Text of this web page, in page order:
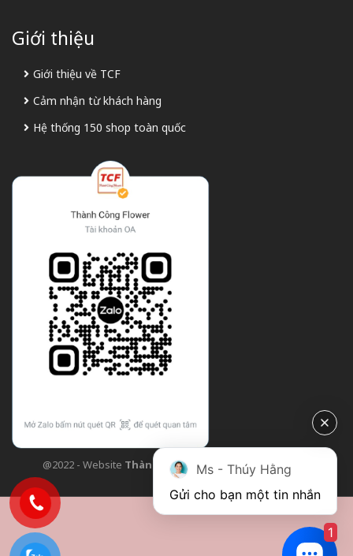
Giới thiệu
Giới thiệu về TCF
Cảm nhận từ khách hàng
Hệ thống 150 shop toàn quốc
@2022 - Website Thành Công Flower| Design bởi
Ms - Thúy Hằng
Gửi cho bạn một tin nhắn
1